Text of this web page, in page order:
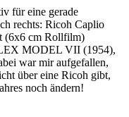
für eine gerade
rechts: Ricoh Caplio
(6x6 cm Rollfilm)
MODEL VII (1954),
war mir aufgefallen,
über eine Ricoh gibt,
noch ändern!